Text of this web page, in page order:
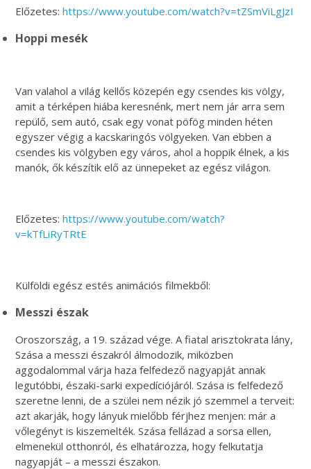
Előzetes:https://www.youtube.com/watch?v=tZSmViLgJzI
Hoppi mesék
Van valahol a világ kellős közepén egy csendes kis völgy,
amit a térképen hiába keresnénk, mert nem jár arra sem
repülő, sem autó, csak egy vonat pöfög minden héten
egyszer végig a kacskaringós völgyeken. Van ebben a
csendes kis völgyben egy város, ahol a hoppik élnek, a kis
manók, ők készítik elő az ünnepeket az egész világon.
Előzetes:https://www.youtube.com/watch?
v=kTfLiRyTRtE
Külföldi egész estés animációs filmekből:
Messzi észak
Oroszország, a 19. század vége. A fiatal arisztokrata lány,
Szása a messzi északról álmodozik, miközben
aggodalommal várja haza felfedező nagyapját annak
legutóbbi, északi-sarki expedíciójáról. Szása is felfedező
szeretne lenni, de a szülei nem nézik jó szemmel a terveit:
azt akarják, hogy lányuk mielőbb férjhez menjen: már a
vőlegényt is kiszemelték. Szása fellázad a sorsa ellen,
elmenekül otthonról, és elhatározza, hogy felkutatja
nagyapját – a messzi északon.